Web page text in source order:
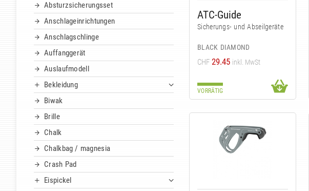
Absturzsicherungsset
Anschlageinrichtungen
Anschlagschlinge
Auffanggerät
Auslaufmodell
Bekleidung
Biwak
Brille
Chalk
Chalkbag / magnesia
Crash Pad
Eispickel
ATC-Guide
Sicherungs- und Abseilgeräte
BLACK DIAMOND
CHF 29.45 inkl. MwSt
VORRÄTIG